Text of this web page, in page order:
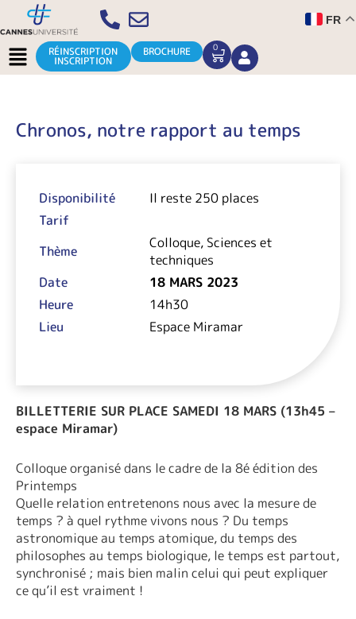
Aller
au
contenu
FR
Menu RÉINSCRIPTION
INSCRIPTION
BROCHURE 0
CART
Chronos, notre rapport au temps
Disponibilité
Il reste 250 places
Tarif
Thème
Colloque, Sciences et
techniques
Date
18 MARS 2023
Heure
14h30
Lieu
Espace Miramar
BILLETTERIE SUR PLACE SAMEDI 18 MARS (13h45 –
espace Miramar)
Colloque organisé dans le cadre de la 8é édition des
Printemps
Quelle relation entretenons nous avec la mesure de
temps ? à quel rythme vivons nous ? Du temps
astronomique au temps atomique, du temps des
philosophes au temps biologique, le temps est partout,
synchronisé ; mais bien malin celui qui peut expliquer
ce qu’il est vraiment !